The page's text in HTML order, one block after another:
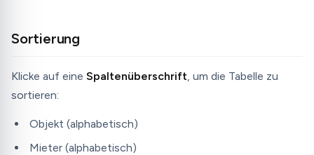
Sortierung
Klicke auf eine Spaltenüberschrift, um die Tabelle zu
sortieren:
Objekt (alphabetisch)
Mieter (alphabetisch)